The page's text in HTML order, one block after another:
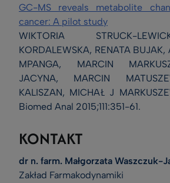
GC-MS reveals metabolite
cancer: A pilot study
WIKTORIA STRUCK-
KORDALEWSKA, RENATA BUJAK,
MPANGA, MARCIN
JACYNA, MARCIN
KALISZAN, MICHAŁ J
Biomed Anal 2015;111:351-61.
KONTAKT
dr n. farm. Małgorzata Waszczuk-
Zakład Farmakodynamiki